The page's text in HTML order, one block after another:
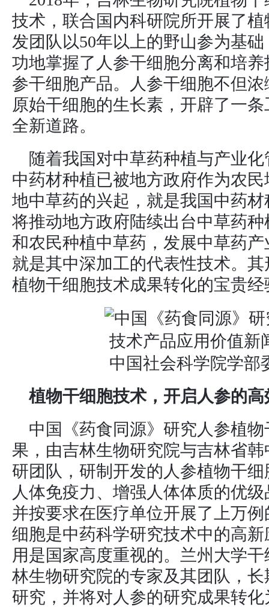
技术，联合国内科研院所开展了
发团队以50年以上的野山参为基
功地掌握了人参干细胞分离和培
参干细胞产品。人参干细胞不但
原始干细胞的生长素，开辟了一
全新道路。
随着我国对中草药种植与产业
中药材种植已被地方政府作为农
地中草药的兴起，就是我国中药
将推动地方政府陆续出台中草药
和农民种植中草药，发展中草药
就是其中深加工的代表性技术。
植物干细胞技术成果转化的宝贵经
中国社会科学院学部
植物干细胞技术，开启人参的
中国《药食同源》研究人参植
果，由吉林生物研究院与吉林省
研团队，研制开发的人参植物干
人体免疫力、增强人体体质的优
并按要求在医疗单位开展了上万
细胞是中药科学研究技术中的高
用是国家高度重视的。兰州大学
林生物研究院的专家及其团队，
研究，并将对人参的研究成果转